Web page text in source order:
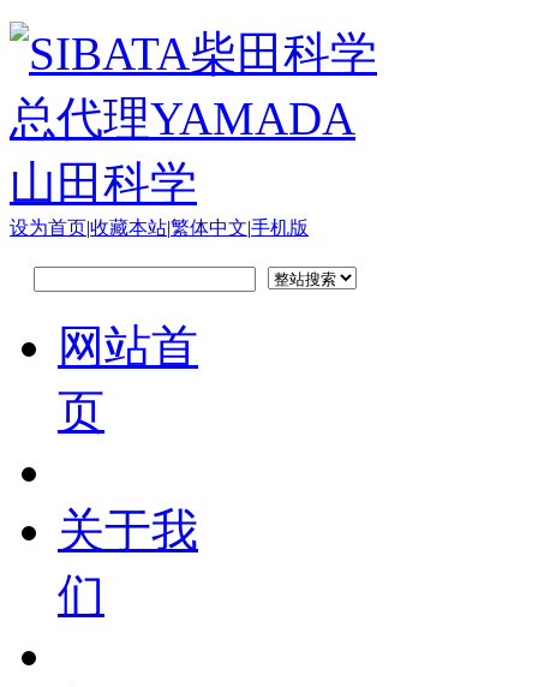
设为首页|收藏本站|繁体中文|手机版
网站首
页
关于我
们